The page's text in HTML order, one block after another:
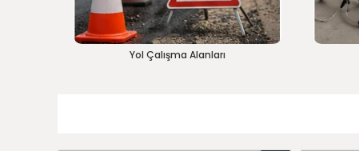
Yol Çalışma Alanları